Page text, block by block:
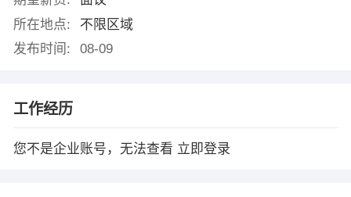
所在地点:
不限区域
发布时间:
08-09
工作经历
您不是企业账号，无法查看 立即登录